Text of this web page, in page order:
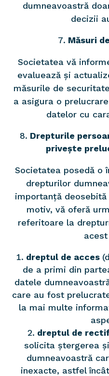
dumneavoastră
decizii
Măsuri
Societatea vă
evaluează și
măsurile de
a asigura o
datelor cu
Drepturile
privește
Societatea posedă o
drepturilor
importanță
motiv, vă oferă
referitoare la
dreptul de acces
de a primi din
datele
care au fost
la mai multe
dreptul de
solicita ștergerea
dumneavoastră
inexacte, astfel